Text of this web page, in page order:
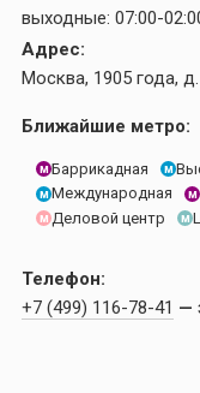
выходные: 07:00-
Адрес:
Москва, 1905 года, д.
Ближайшие метро:
м Баррикадная м
м Международная м
м Деловой центр м
Телефон:
+7 (499) 116-78-41 —